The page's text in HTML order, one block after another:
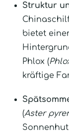
Struktur
bietet
Phlox (
kräftige
(Aster
Sonnenhut